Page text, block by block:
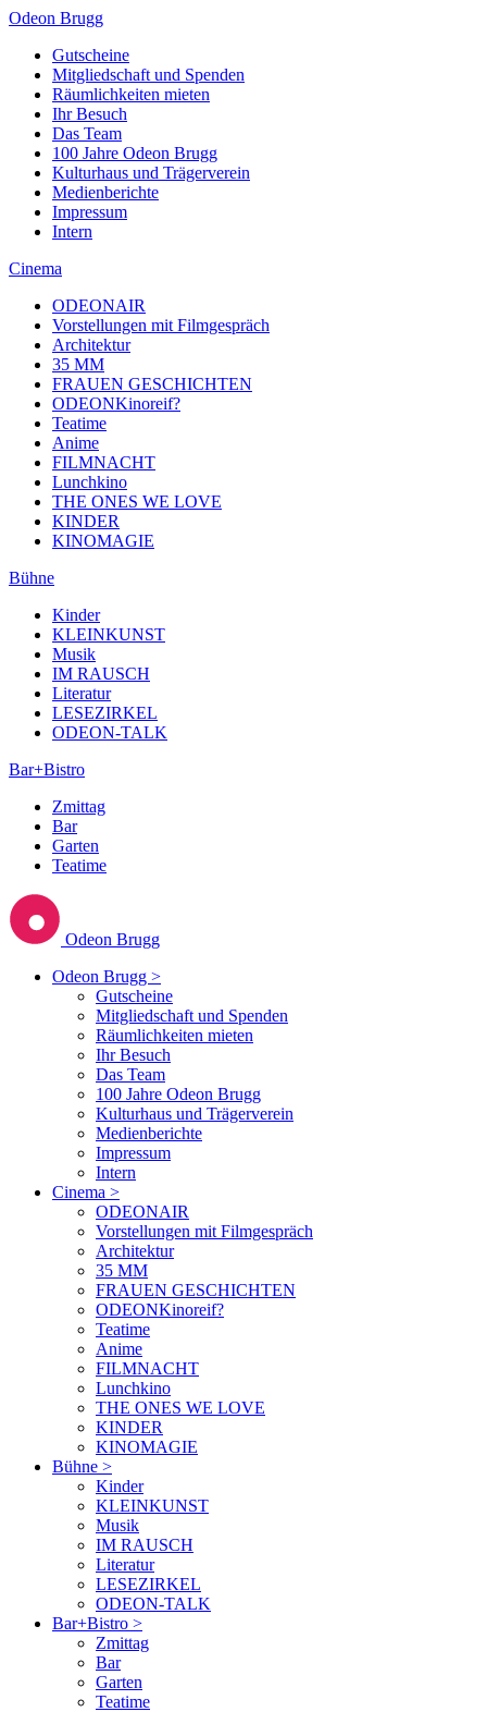
Odeon Brugg
Gutscheine
Mitgliedschaft und Spenden
Räumlichkeiten mieten
Ihr Besuch
Das Team
100 Jahre Odeon Brugg
Kulturhaus und Trägerverein
Medienberichte
Impressum
Intern
Cinema
ODEONAIR
Vorstellungen mit Filmgespräch
Architektur
35 MM
FRAUEN GESCHICHTEN
ODEONKinoreif?
Teatime
Anime
FILMNACHT
Lunchkino
THE ONES WE LOVE
KINDER
KINOMAGIE
Bühne
Kinder
KLEINKUNST
Musik
IM RAUSCH
Literatur
LESEZIRKEL
ODEON-TALK
Bar+Bistro
Zmittag
Bar
Garten
Teatime
Odeon Brugg
Odeon Brugg >
Gutscheine
Mitgliedschaft und Spenden
Räumlichkeiten mieten
Ihr Besuch
Das Team
100 Jahre Odeon Brugg
Kulturhaus und Trägerverein
Medienberichte
Impressum
Intern
Cinema >
ODEONAIR
Vorstellungen mit Filmgespräch
Architektur
35 MM
FRAUEN GESCHICHTEN
ODEONKinoreif?
Teatime
Anime
FILMNACHT
Lunchkino
THE ONES WE LOVE
KINDER
KINOMAGIE
Bühne >
Kinder
KLEINKUNST
Musik
IM RAUSCH
Literatur
LESEZIRKEL
ODEON-TALK
Bar+Bistro >
Zmittag
Bar
Garten
Teatime